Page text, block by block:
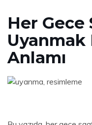
Her Gece
Uyanmak
Anlamı